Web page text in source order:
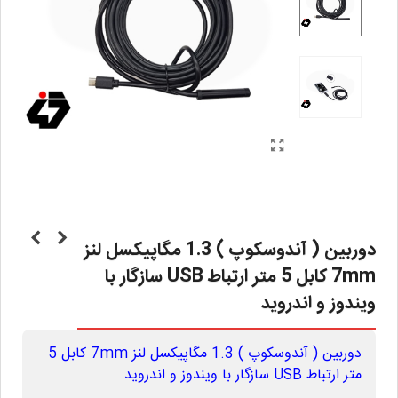
دوربین ( آندوسکوپ ) 1.3 مگاپیکسل لنز
7mm کابل 5 متر ارتباط USB سازگار با
ویندوز و اندروید
دوربین ( آندوسکوپ ) 1.3 مگاپیکسل لنز 7mm کابل 5
متر ارتباط USB سازگار با ویندوز و اندروید